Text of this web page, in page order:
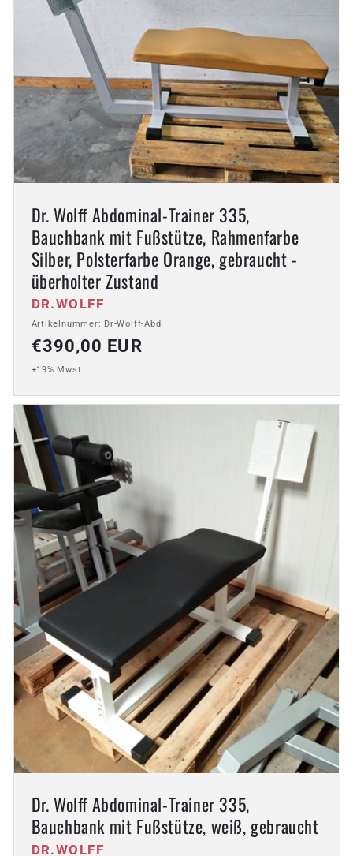
Dr. Wolff Abdominal-Trainer 335,
Bauchbank mit Fußstütze, Rahmenfarbe
Silber, Polsterfarbe Orange, gebraucht -
überholter Zustand
Anbieter:
DR.WOLFF
Artikelnummer: Dr-Wolff-Abd
Normaler
Preis
€390,00 EUR
+19% Mwst
Dr. Wolff Abdominal-Trainer 335,
Bauchbank mit Fußstütze, weiß, gebraucht
Anbieter:
DR.WOLFF